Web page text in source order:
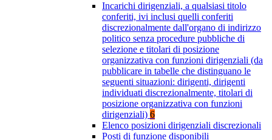
Incarichi dirigenziali, a qualsiasi titolo
conferiti, ivi inclusi quelli conferiti
discrezionalmente dall'organo di indirizzo
politico senza procedure pubbliche di
selezione e titolari di posizione
organizzativa con funzioni dirigenziali (da
pubblicare in tabelle che distinguano le
seguenti situazioni: dirigenti, dirigenti
individuati discrezionalmente, titolari di
posizione organizzativa con funzioni
dirigenziali) 6
Elenco posizioni dirigenziali discrezionali
Posti di funzione disponibili